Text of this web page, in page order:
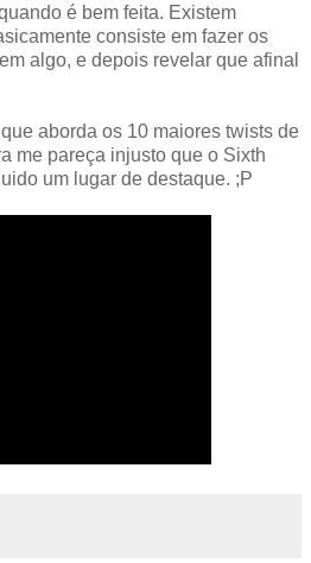
é bem feita. Existem
consiste em fazer os
algo, e depois revelar que afinal
aborda os 10 maiores twists de
me pareça injusto que o Sixth
um lugar de destaque. ;P